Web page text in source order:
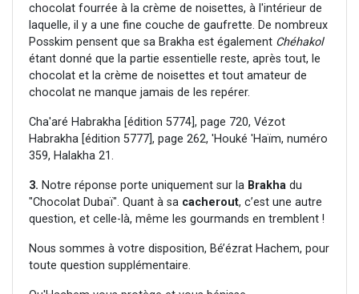
chocolat fourrée à la crème de noisettes, à l'intérieur de
laquelle, il y a une fine couche de gaufrette. De nombreux
Posskim pensent que sa Brakha est également Chéhakol
étant donné que la partie essentielle reste, après tout, le
chocolat et la crème de noisettes et tout amateur de
chocolat ne manque jamais de les repérer.
Cha'aré Habrakha [édition 5774], page 720, Vézot
Habrakha [édition 5777], page 262, 'Houké 'Haïm, numéro
359, Halakha 21.
3. Notre réponse porte uniquement sur la Brakha du
"Chocolat Dubaï". Quant à sa cacherout, c’est une autre
question, et celle-là, même les gourmands en tremblent !
Nous sommes à votre disposition, Bé’ézrat Hachem, pour
toute question supplémentaire.